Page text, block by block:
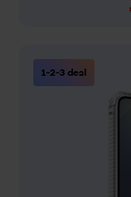
1-2-3 deal